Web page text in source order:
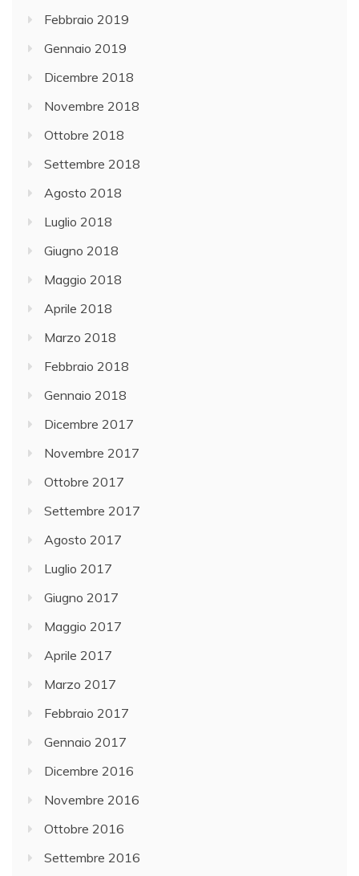
Febbraio 2019
Gennaio 2019
Dicembre 2018
Novembre 2018
Ottobre 2018
Settembre 2018
Agosto 2018
Luglio 2018
Giugno 2018
Maggio 2018
Aprile 2018
Marzo 2018
Febbraio 2018
Gennaio 2018
Dicembre 2017
Novembre 2017
Ottobre 2017
Settembre 2017
Agosto 2017
Luglio 2017
Giugno 2017
Maggio 2017
Aprile 2017
Marzo 2017
Febbraio 2017
Gennaio 2017
Dicembre 2016
Novembre 2016
Ottobre 2016
Settembre 2016